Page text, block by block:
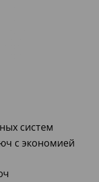
систем
с экономией